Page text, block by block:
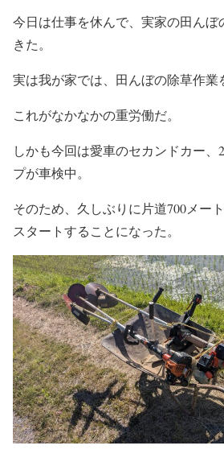
今日は仕事を休んで、実家の田んぼ
きた。
実は我が家では、田んぼの除草作業
これがなかなかの重労働だ。
しかも今回は愛車のセカンドカー、
プが車検中。
そのため、久しぶりに片道700メー
スタートすることになった。